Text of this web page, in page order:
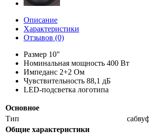
Описание
Характеристики
Отзывов (0)
Размер 10"
Номинальная мощность 400 Вт
Импеданс 2+2 Ом
Чувствительность 88,1 дБ
LED-подсветка логотипа
Основное
Тип
Общие характеристики